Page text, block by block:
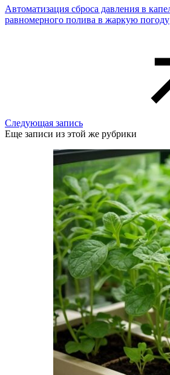
Автоматизация сброса давления в
равномерного полива в жаркую погоду
Следующая запись
Еще записи из этой же рубрики